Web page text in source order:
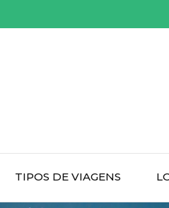
TIPOS DE VIAGENS